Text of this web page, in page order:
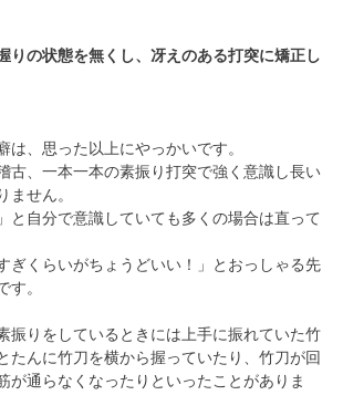
りの状態を無くし、冴えのある打突に矯正し
は、思った以上にやっかいです。
古、一本一本の素振り打突で強く意識し長い
ません。
と自分で意識していても多くの場合は直って
ぎくらいがちょうどいい！」とおっしゃる先
す。
振りをしているときには上手に振れていた竹
たんに竹刀を横から握っていたり、竹刀が回
が通らなくなったりといったことがありま